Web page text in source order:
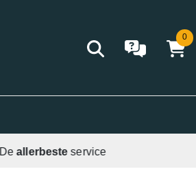
0
Deallerbesteservice